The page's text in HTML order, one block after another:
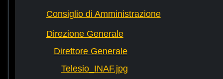
Consiglio di Amministrazione
Direzione Generale
Direttore Generale
Telesio_INAF.jpg